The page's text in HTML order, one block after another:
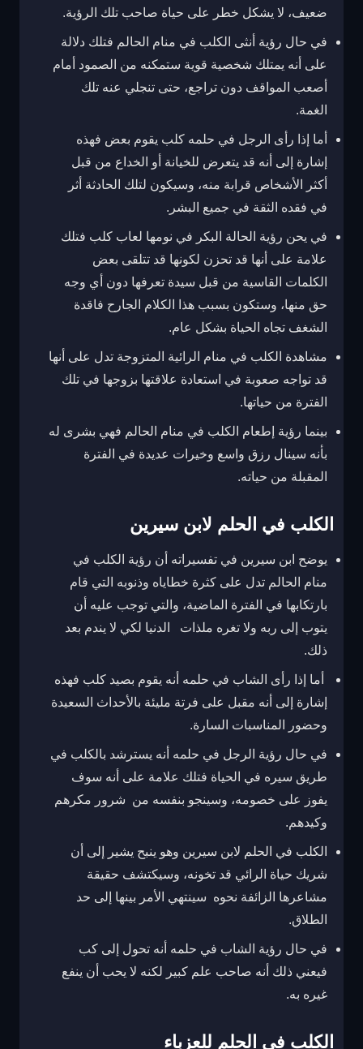
ضعيف، لا يشكل خطر على حياة صاحب تلك الرؤية.
في حال رؤية أنثى الكلب في منام الحالم فتلك دلالة
على أنه يمتلك شخصية قوية ستمكنه من الصمود أمام
أصعب المواقف دون تراجع، حتى تنجلي عنه تلك
الغمة.
أما إذا رأى الرجل في حلمه كلب يقوم بعض فهذه
إشارة إلى أنه قد يتعرض للخيانة أو الخداع من قبل
أكثر الأشخاص قرابة منه، وسيكون لتلك الحادثة أثر
في فقده الثقة في جميع البشر.
في يحن رؤية الحالة البكر في نومها لعاب كلب فتلك
علامة على أنها قد تحزن لكونها قد تتلقى بعض
الكلمات القاسية من قبل سيدة تعرفها دون أي وجه
حق منها، وستكون بسبب هذا الكلام الجارح فاقدة
الشغف تجاه الحياة بشكل عام.
مشاهدة الكلب في منام الرائية المتزوجة تدل على أنها
قد تواجه صعوبة في استعادة علاقتها بزوجها في تلك
الفترة من حياتها.
بينما رؤية إطعام الكلب في منام الحالم فهي بشرى له
بأنه سينال رزق واسع وخيرات عديدة في الفترة
المقبلة من حياته.
الكلب في الحلم لابن سيرين
يوضح ابن سيرين في تفسيراته أن رؤية الكلب في
منام الحالم تدل على كثرة خطاياه وذنوبه التي قام
بارتكابها في الفترة الماضية، والتي توجب عليه أن
يتوب إلى ربه ولا تغره ملذات الدنيا لكي لا يندم بعد
ذلك.
أما إذا رأى الشاب في حلمه أنه يقوم بصيد كلب فهذه
إشارة إلى أنه مقبل على فرتة مليئة بالأحداث السعيدة
وحضور المناسبات السارة.
في حال رؤية الرجل في حلمه أنه يسترشد بالكلب في
طريق سيره في الحياة فتلك علامة على أنه سوف
يفوز على خصومه، وسينجو بنفسه من شرور مكرهم
وكيدهم.
الكلب في الحلم لابن سيرين وهو ينبح يشير إلى أن
شريك حياة الرائي قد تخونه، وسيكتشف حقيقة
مشاعرها الزائفة نحوه سينتهي الأمر بينها إلى حد
الطلاق.
في حال رؤية الشاب في حلمه أنه تحول إلى كب
فيعني ذلك أنه صاحب علم كبير لكنه لا يحب أن ينفع
غيره به.
الكلب في الحلم للعزباء